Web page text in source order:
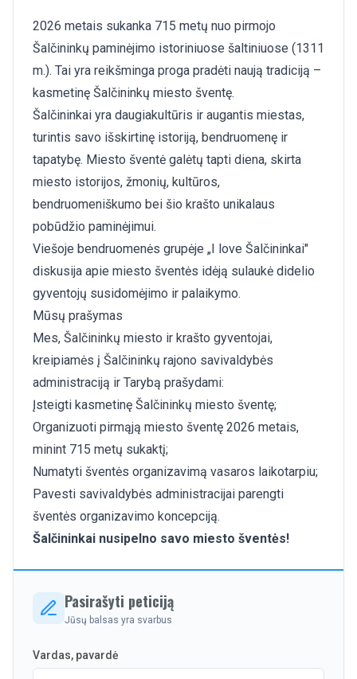
2026 metais sukanka 715 metų nuo pirmojo
Šalčininkų paminėjimo istoriniuose šaltiniuose (1311
m.). Tai yra reikšminga proga pradėti naują tradiciją –
kasmetinę Šalčininkų miesto šventę.
Šalčininkai yra daugiakultūris ir augantis miestas,
turintis savo išskirtinę istoriją, bendruomenę ir
tapatybę. Miesto šventė galėtų tapti diena, skirta
miesto istorijos, žmonių, kultūros,
bendruomeniškumo bei šio krašto unikalaus
pobūdžio paminėjimui.
Viešoje bendruomenės grupėje „I love Šalčininkai"
diskusija apie miesto šventės idėją sulaukė didelio
gyventojų susidomėjimo ir palaikymo.
Mūsų prašymas
Mes, Šalčininkų miesto ir krašto gyventojai,
kreipiamės į Šalčininkų rajono savivaldybės
administraciją ir Tarybą prašydami:
Įsteigti kasmetinę Šalčininkų miesto šventę;
Organizuoti pirmąją miesto šventę 2026 metais,
minint 715 metų sukaktį;
Numatyti šventės organizavimą vasaros laikotarpiu;
Pavesti savivaldybės administracijai parengti
šventės organizavimo koncepciją.
Šalčininkai nusipelno savo miesto šventės!
Pasirašyti peticiją
Jūsų balsas yra svarbus
Vardas, pavardė